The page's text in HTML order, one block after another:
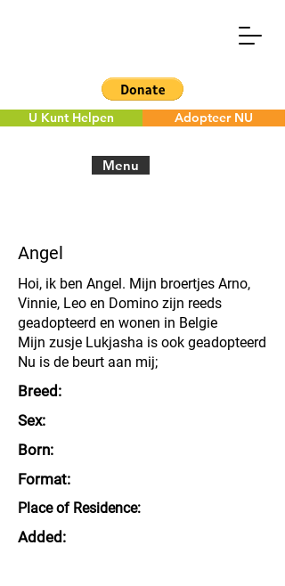
U Kunt Helpen Adopteer NU
Menu
Angel
Hoi, ik ben Angel. Mijn broertjes Arno,
Vinnie, Leo en Domino zijn reeds
geadopteerd en wonen in Belgie
Mijn zusje Lukjasha is ook geadopteerd
Nu is de beurt aan mij;
Breed:
Sex:
Born:
Format:
Place of Residence:
Added: